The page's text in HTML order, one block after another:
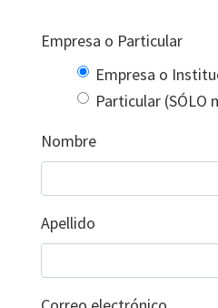
Empresa o Particular
Empresa o
Particular
Nombre
Apellido